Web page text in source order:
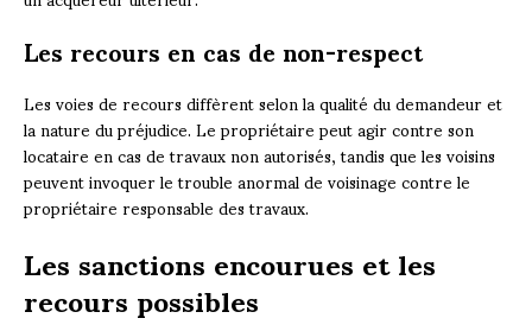
Les recours en cas de non-respect
Les voies de recours diffèrent selon la qualité du demandeur et
la nature du préjudice. Le propriétaire peut agir contre son
locataire en cas de travaux non autorisés, tandis que les voisins
peuvent invoquer le trouble anormal de voisinage contre le
propriétaire responsable des travaux.
Les sanctions encourues et les
recours possibles